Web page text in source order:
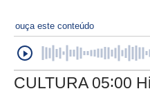
ouça este conteúdo
CULTURA 05∶00